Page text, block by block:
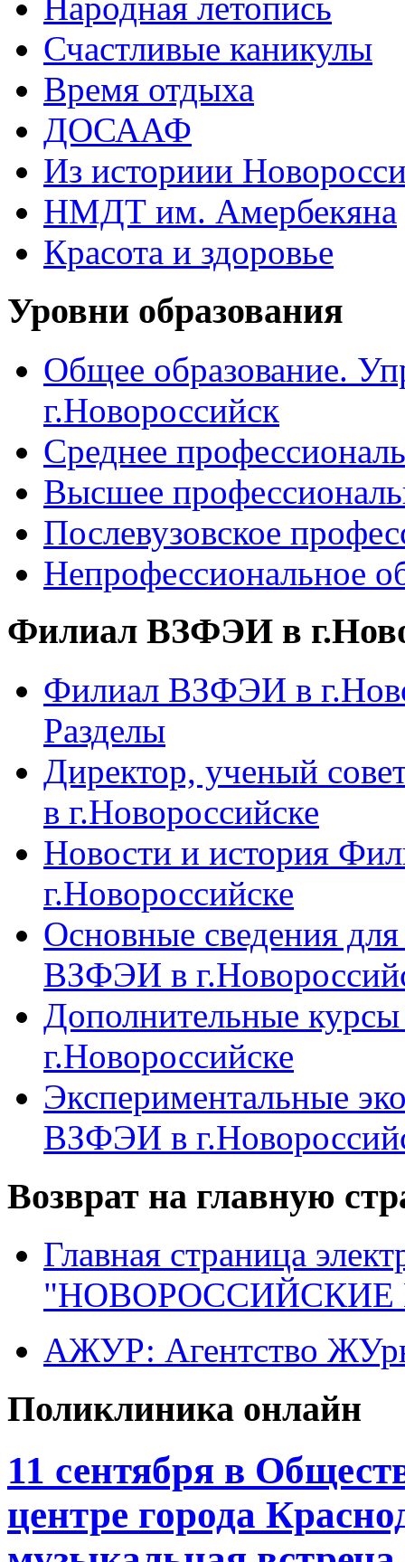
Народная летопись
Счастливые каникулы
Время отдыха
ДОСААФ
Из историии
НМДТ им. Амербекяна
Красота и здоровье
Уровни образования
Общее образование.
г.Новороссийск
Среднее
Высшее
Послевузовское
Непрофессиональное
Филиал ВЗФЭИ в
Филиал ВЗФЭИ в
Разделы
Директор, ученый
в г.Новороссийске
Новости и история
г.Новороссийске
Основные сведения
ВЗФЭИ в
Дополнительные
г.Новороссийске
Экспериментальные
ВЗФЭИ в
Возврат на главную
Главная страница
"НОВОРОССИЙСКИЕ
АЖУР: Агентство
Поликлиника онлайн
11 сентября в
центре города